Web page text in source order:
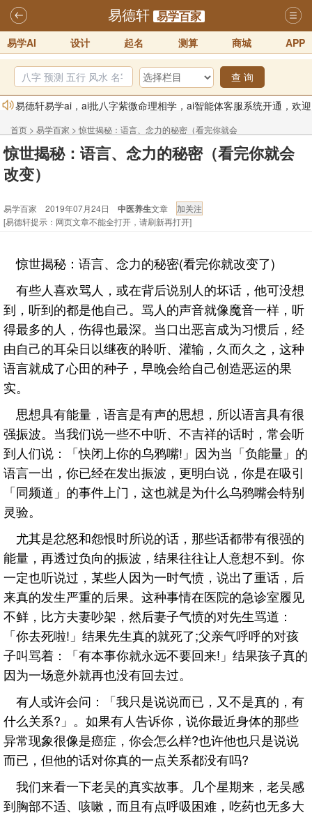
易德轩 易学百家
易学AI 设计 起名 测算 商城 APP
查 询
易德轩易学ai，ai批八字紫微命理相学，ai智能体客服系统开通，欢迎
体验！！
2025-07-01
易德轩网重构及升能完成，欢迎大家来体验新程序及感觉！！
2025-07-01
订！！
2025-10-01
2026丙午年铁笔居士精批年运说明
2025-10-12
易德轩通告：本网站易德轩商标及LOGO注册声明
2021-9-7
首页 > 易学百家 >惊世揭秘：语言、念力的秘密（看完你就会
改变）
惊世揭秘：语言、念力的秘密（看完你就会
改变）
易学百家 2019年07月24日 中医养生文章
[易德轩提示：网页文章不能全打开，请刷新再打开]
惊世揭秘：语言、念力的秘密(看完你就改变了)
有些人喜欢骂人，或在背后说别人的坏话，他可没想
到，听到的都是他自己。骂人的声音就像魔音一样，听
得最多的人，伤得也最深。当口出恶言成为习惯后，经
由自己的耳朵日以继夜的聆听、灌输，久而久之，这种
语言就成了心田的种子，早晚会给自己创造恶运的果
实。
思想具有能量，语言是有声的思想，所以语言具有很
强振波。当我们说一些不中听、不吉祥的话时，常会听
到人们说：「快闭上你的乌鸦嘴!」因为当「负能量」的
语言一出，你已经在发出振波，更明白说，你是在吸引
「同频道」的事件上门，这也就是为什么乌鸦嘴会特别
灵验。
尤其是忿怒和怨恨时所说的话，那些话都带有很强的
能量，再透过负向的振波，结果往往让人意想不到。你
一定也听说过，某些人因为一时气愤，说出了重话，后
来真的发生严重的后果。这种事情在医院的急诊室履见
不鲜，比方夫妻吵架，然后妻子气愤的对先生骂道：
「你去死啦!」结果先生真的就死了;父亲气呼呼的对孩
子叫骂着：「有本事你就永远不要回来!」结果孩子真的
因为一场意外就再也没有回去过。
有人或许会问：「我只是说说而已，又不是真的，有
什么关系?」。如果有人告诉你，说你最近身体的那些
异常现象很像是癌症，你会怎么样?也许他也只是说说
而已，但他的话对你真的一点关系都没有吗?
我们来看一下老吴的真实故事。几个星期来，老吴感
到胸部不适、咳嗽，而且有点呼吸困难，吃药也无多大